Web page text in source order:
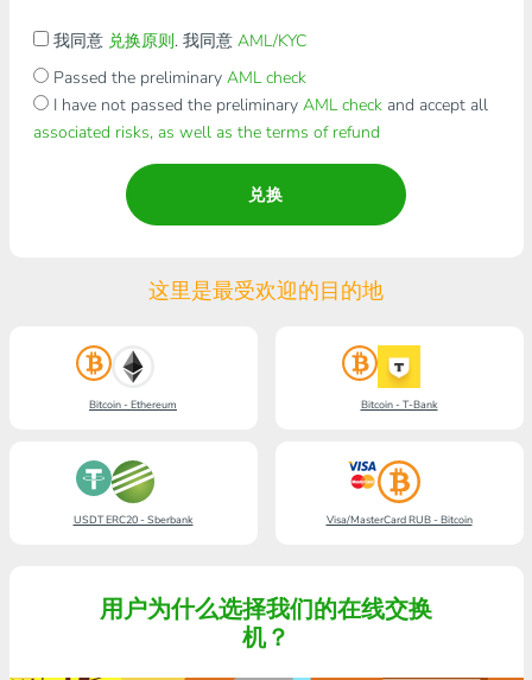
我同意 兑换原则. 我同意 AML/KYC
Passed the preliminary AML check
I have not passed the preliminary AML checkand accept all
associated risks, as well as the terms of refund
兑换
这里是最受欢迎的目的地
Bitcoin - Ethereum Bitcoin - T-Bank
USDT ERC20 - Sberbank Visa/MasterCard RUB - Bitcoin
用户为什么选择我们的在线交换
机？